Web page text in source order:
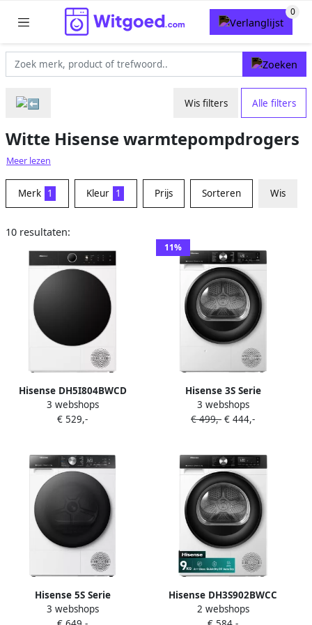
Wis filters Alle filters
Witte Hisense warmtepompdrogers
Meer lezen
Merk 1 Kleur 1 Prijs Sorteren Wis
10 resultaten:
Hisense DH5I804BWCD
Wasdroger Wit 8kg C-klasse
ConnectLife iCare iDry
Omkeerbare deur
3 webshops
€ 529,-
11%
Hisense 3S Serie
DH3S802BW2 Wasdroger
met A++ Energielabel
Trommelverlichting
AutoDry Allergy Care
3 webshops
€ 499,- € 444,-
Hisense 5S Serie
DH5S902BW Wasdroger met
3 webshops
Hisense DH3S902BWCC
Condensdroger 9 kg
2 webshops